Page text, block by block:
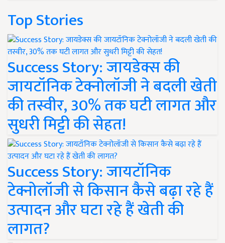
Top Stories
Success Story: जायडेक्स की
जायटॉनिक टेक्नोलॉजी ने बदली खेती
की तस्वीर, 30% तक घटी लागत और
सुधरी मिट्टी की सेहत!
Success Story: जायटॉनिक
टेक्नोलॉजी से किसान कैसे बढ़ा रहे हैं
उत्पादन और घटा रहे हैं खेती की
लागत?